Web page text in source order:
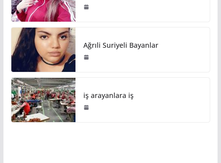
Ağrıli Suriyeli Bayanlar
iş arayanlara iş